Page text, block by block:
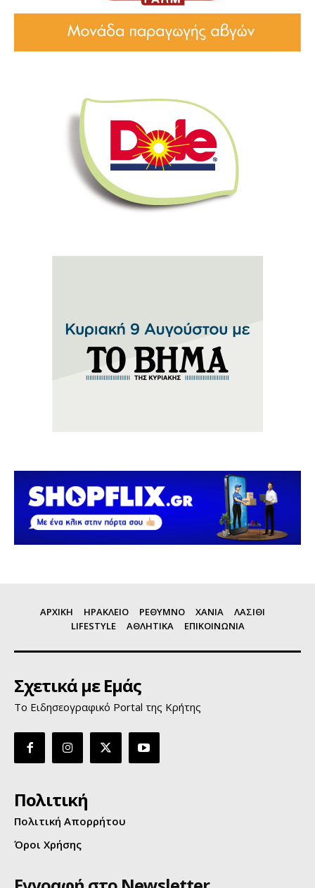
ΑΡΧΙΚΗ ΗΡΑΚΛΕΙΟ ΡΕΘΥΜΝΟ ΧΑΝΙΑ
ΛΑΣΙΘΙ
LIFESTYLE
ΑΘΛΗΤΙΚΑ ΕΠΙΚΟΙΝΩΝΙΑ
Σχετικά με Εμάς
Το Ειδησεογραφικό Portal της Κρήτης
Πολιτική
Πολιτική Απορρήτου
Όροι Χρήσης